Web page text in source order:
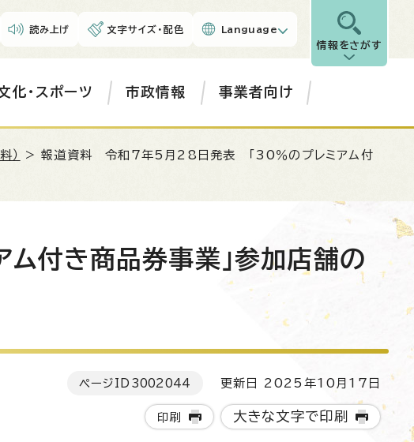
読み上げ 文字サイズ・配色 Language
情報をさがす
化・スポーツ 市政情報 事業者向け
）
> 報道資料 令和7年5月28日発表 「30％のプレミアム付
き商品券事業」参加店舗の
ページID 3002044 更新日 2025年10月17日
印刷 大きな文字で印刷